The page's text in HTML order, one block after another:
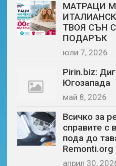
МАТРАЦИ
ТВОЯ СЪН
ПОДАРЪК
юли 7, 2026
Pirin.biz:
Югозапада
май 8, 2026
Всичко за
справите с
пода до
Remonti.org
април 30,